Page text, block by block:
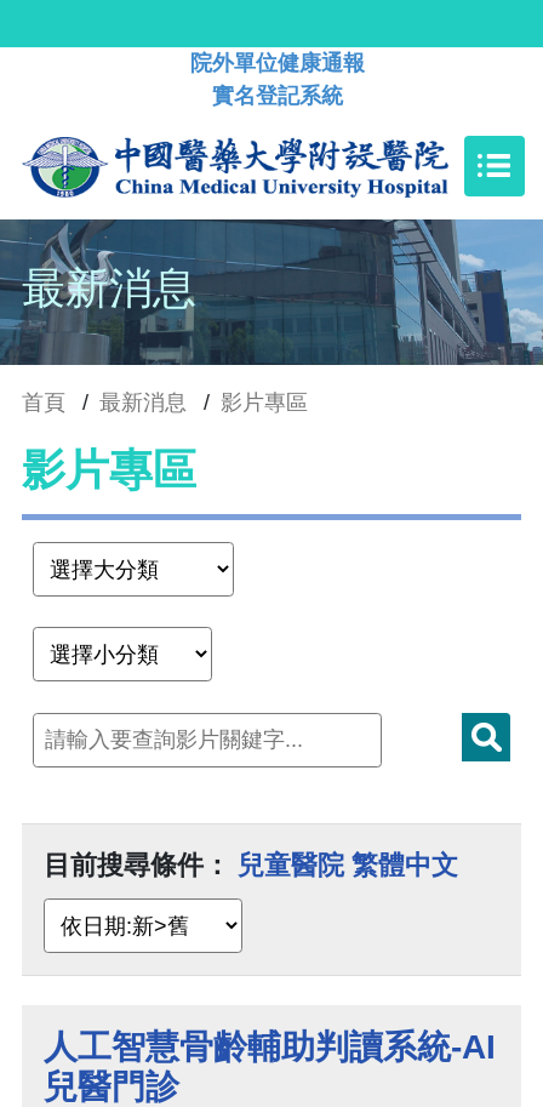
院外單位健康通報
實名登記系統
最新消息
首頁 / 最新消息 / 影片專區
影片專區
目前搜尋條件： 兒童醫院 繁體中文
人工智慧骨齡輔助判讀系統-AI
兒醫門診